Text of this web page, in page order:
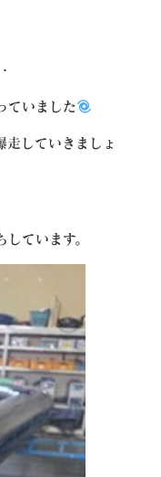
ていました
していきましょ
ています。